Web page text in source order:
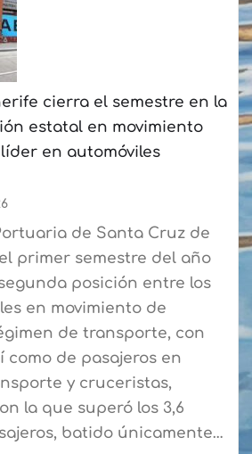
cierra el semestre en la
estatal en movimiento
en automóviles
de Santa Cruz de
primer semestre del año
posición entre los
en movimiento de
de transporte, con
como de pasajeros en
y cruceristas,
la que superó los 3,6
batido únicamente…